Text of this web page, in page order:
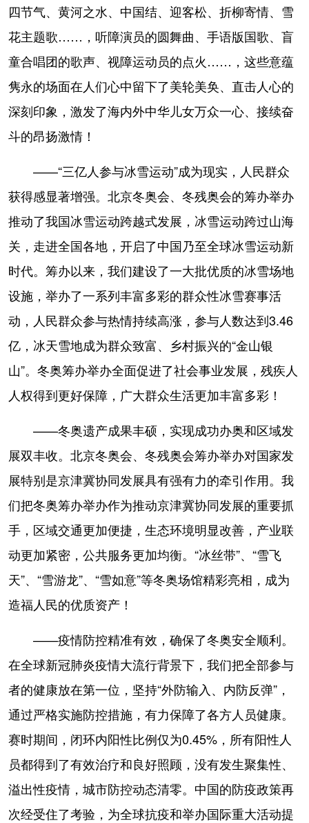
四节气、黄河之水、中国结、迎客松、折柳寄情、雪
花主题歌……，听障演员的圆舞曲、手语版国歌、盲
童合唱团的歌声、视障运动员的点火……，这些意蕴
隽永的场面在人们心中留下了美轮美奂、直击人心的
深刻印象，激发了海内外中华儿女万众一心、接续奋
斗的昂扬激情！
——“三亿人参与冰雪运动”成为现实，人民群众
获得感显著增强。北京冬奥会、冬残奥会的筹办举办
推动了我国冰雪运动跨越式发展，冰雪运动跨过山海
关，走进全国各地，开启了中国乃至全球冰雪运动新
时代。筹办以来，我们建设了一大批优质的冰雪场地
设施，举办了一系列丰富多彩的群众性冰雪赛事活
动，人民群众参与热情持续高涨，参与人数达到3.46
亿，冰天雪地成为群众致富、乡村振兴的“金山银
山”。冬奥筹办举办全面促进了社会事业发展，残疾人
人权得到更好保障，广大群众生活更加丰富多彩！
——冬奥遗产成果丰硕，实现成功办奥和区域发
展双丰收。北京冬奥会、冬残奥会筹办举办对国家发
展特别是京津冀协同发展具有强有力的牵引作用。我
们把冬奥筹办举办作为推动京津冀协同发展的重要抓
手，区域交通更加便捷，生态环境明显改善，产业联
动更加紧密，公共服务更加均衡。“冰丝带”、“雪飞
天”、“雪游龙”、“雪如意”等冬奥场馆精彩亮相，成为
造福人民的优质资产！
——疫情防控精准有效，确保了冬奥安全顺利。
在全球新冠肺炎疫情大流行背景下，我们把全部参与
者的健康放在第一位，坚持“外防输入、内防反弹”，
通过严格实施防控措施，有力保障了各方人员健康。
赛时期间，闭环内阳性比例仅为0.45%，所有阳性人
员都得到了有效治疗和良好照顾，没有发生聚集性、
溢出性疫情，城市防控动态清零。中国的防疫政策再
次经受住了考验，为全球抗疫和举办国际重大活动提